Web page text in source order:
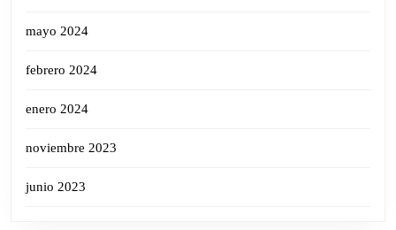
mayo 2024
febrero 2024
enero 2024
noviembre 2023
junio 2023